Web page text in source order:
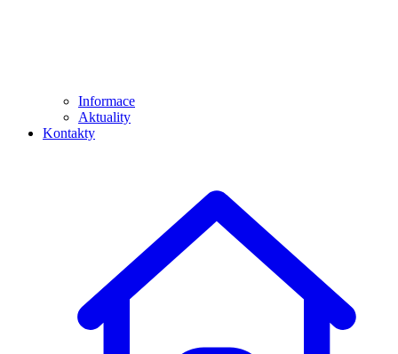
Informace
Aktuality
Kontakty